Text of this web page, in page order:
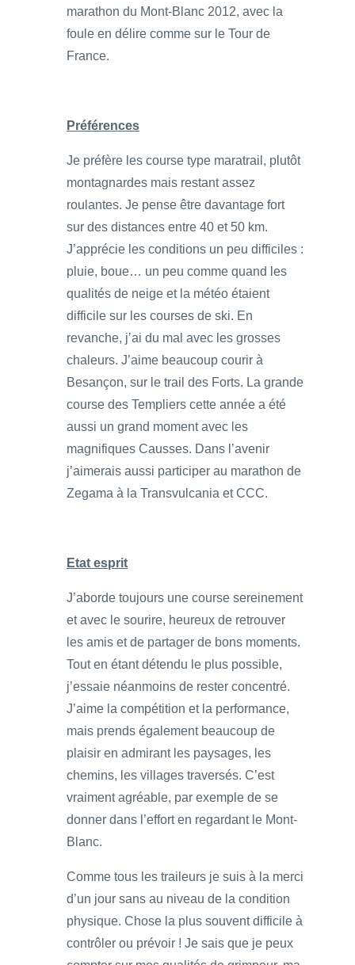
marathon du Mont-Blanc 2012, avec la
foule en délire comme sur le Tour de
France.
Préférences
Je préfère les course type maratrail, plutôt
montagnardes mais restant assez
roulantes. Je pense être davantage fort
sur des distances entre 40 et 50 km.
J’apprécie les conditions un peu difficiles :
pluie, boue… un peu comme quand les
qualités de neige et la météo étaient
difficile sur les courses de ski. En
revanche, j’ai du mal avec les grosses
chaleurs. J’aime beaucoup courir à
Besançon, sur le trail des Forts. La grande
course des Templiers cette année a été
aussi un grand moment avec les
magnifiques Causses. Dans l’avenir
j’aimerais aussi participer au marathon de
Zegama à la Transvulcania et CCC.
Etat esprit
J’aborde toujours une course sereinement
et avec le sourire, heureux de retrouver
les amis et de partager de bons moments.
Tout en étant détendu le plus possible,
j’essaie néanmoins de rester concentré.
J’aime la compétition et la performance,
mais prends également beaucoup de
plaisir en admirant les paysages, les
chemins, les villages traversés. C’est
vraiment agréable, par exemple de se
donner dans l’effort en regardant le Mont-
Blanc.
Comme tous les traileurs je suis à la merci
d’un jour sans au niveau de la condition
physique. Chose la plus souvent difficile à
contrôler ou prévoir ! Je sais que je peux